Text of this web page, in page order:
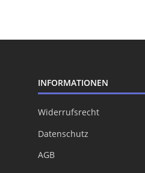
INFORMATIONEN
Widerrufsrecht
Datenschutz
AGB